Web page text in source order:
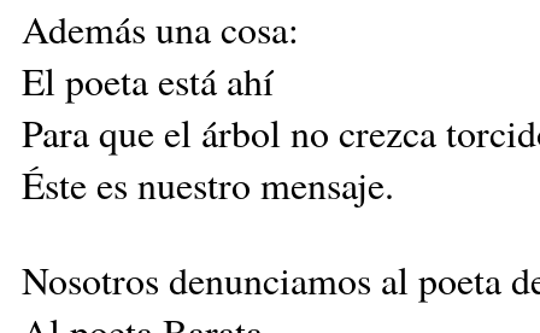
Además una cosa:
El poeta está ahí
Para que el árbol no crezca
Éste es nuestro mensaje.
Nosotros denunciamos al poeta